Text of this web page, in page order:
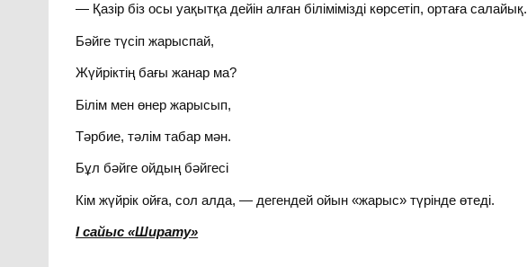
— Қазір біз осы уақытқа дейін алған білімімізді көрсетіп, ортаға салайық.
Бәйге түсіп жарыспай,
Жүйріктің бағы жанар ма?
Білім мен өнер жарысып,
Тәрбие, тәлім табар мән.
Бұл бәйге ойдың бәйгесі
Кім жүйрік ойға, сол алда, — дегендей ойын «жарыс» түрінде өтеді.
І сайыс «Ширату»